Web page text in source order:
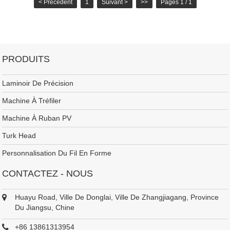
< Précédent 1 Suivant > >> Pages 1 / 1
PRODUITS
Laminoir De Précision
Machine À Tréfiler
Machine À Ruban PV
Turk Head
Personnalisation Du Fil En Forme
CONTACTEZ - NOUS
Huayu Road, Ville De Donglai, Ville De Zhangjiagang, Province
Du Jiangsu, Chine
+86 13861313954